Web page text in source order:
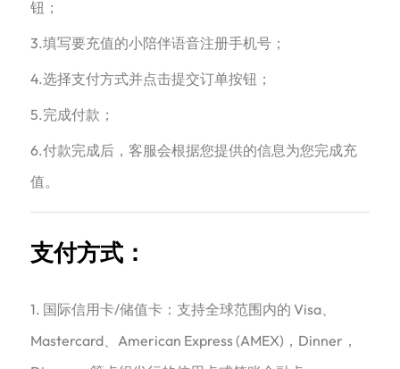
钮；
3.填写要充值的小陪伴语音注册手机号；
4.选择支付方式并点击提交订单按钮；
5.完成付款；
6.付款完成后，客服会根据您提供的信息为您完成充
值。
支付方式：
1. 国际信用卡/储值卡：支持全球范围内的 Visa、
Mastercard、American Express (AMEX)，Dinner，